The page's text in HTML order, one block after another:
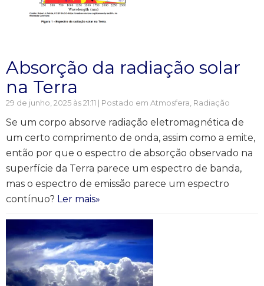
Absorção da radiação solar
na Terra
29 de junho, 2025 às 21:11 | Postado em Atmosfera, Radiação
Se um corpo absorve radiação eletromagnética de
um certo comprimento de onda, assim como a emite,
então por que o espectro de absorção observado na
superfície da Terra parece um espectro de banda,
mas o espectro de emissão parece um espectro
contínuo? Ler mais»